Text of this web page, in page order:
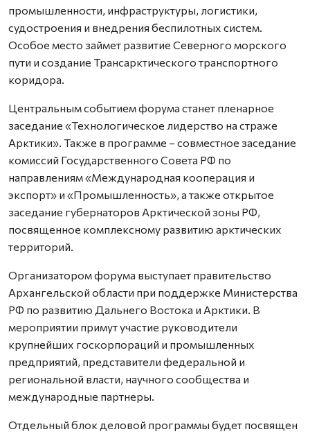
промышленности, инфраструктуры, логистики,
судостроения и внедрения беспилотных систем.
Особое место займет развитие Северного морского
пути и создание Трансарктического транспортного
коридора.
Центральным событием форума станет пленарное
заседание «Технологическое лидерство на страже
Арктики». Также в программе – совместное заседание
комиссий Государственного Совета РФ по
направлениям «Международная кооперация и
экспорт» и «Промышленность», а также открытое
заседание губернаторов Арктической зоны РФ,
посвященное комплексному развитию арктических
территорий.
Организатором форума выступает правительство
Архангельской области при поддержке Министерства
РФ по развитию Дальнего Востока и Арктики. В
мероприятии примут участие руководители
крупнейших госкорпораций и промышленных
предприятий, представители федеральной и
региональной власти, научного сообщества и
международные партнеры.
Отдельный блок деловой программы будет посвящен